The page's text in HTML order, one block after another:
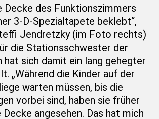
Decke des Funktionszimmers
3-D-Spezialtapete beklebt“,
Jendretzky (im Foto rechts)
die Stationsschwester der
hat sich damit ein lang gehegter
„Während die Kinder auf der
warten müssen, bis die
vorbei sind, haben sie früher
angesehen. Das hat mich